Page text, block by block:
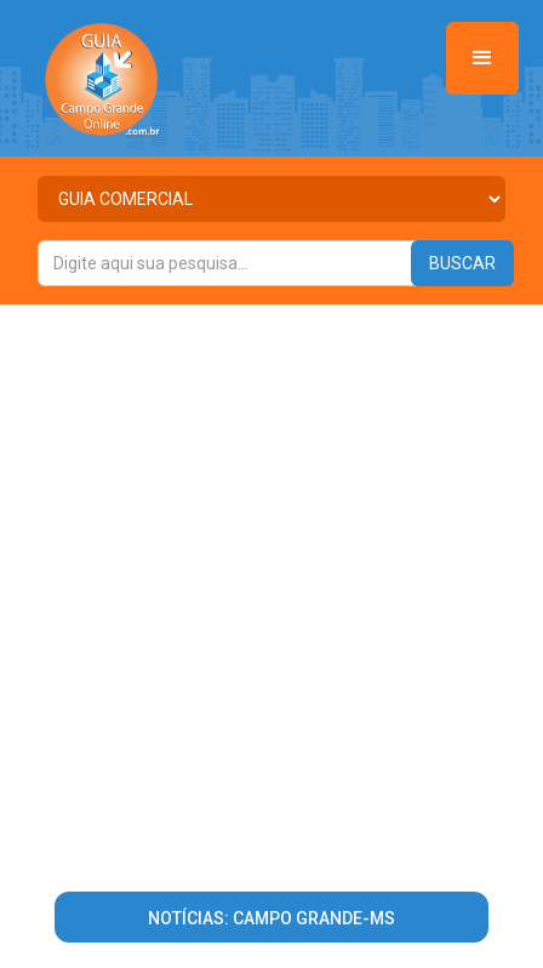
NOTÍCIAS: CAMPO GRANDE-MS